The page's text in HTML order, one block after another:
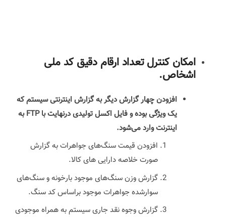
امکان کنترل تعداد ارقام دقیق کد ملی
اشخاص.
افزودن چهار گزارش دیگر به گزارش اینترنتی سیستم که
یک ویژگی بوده و فایل اکسل تولیدی درنهایت با FTP به
اینترنت وارد می‌شود.
افزودن قیمت‌ سنگ‌های جواهرات به گزارش
صورت خلاصه دارایی های کالا.
گزارش وزن سنگ‌های موجود بارخونه و سنگ‌های
سوارشده جواهرات موجود براساس کد سنگ.
گزارش وجوه نقد جاری سیستم به همراه موجودی